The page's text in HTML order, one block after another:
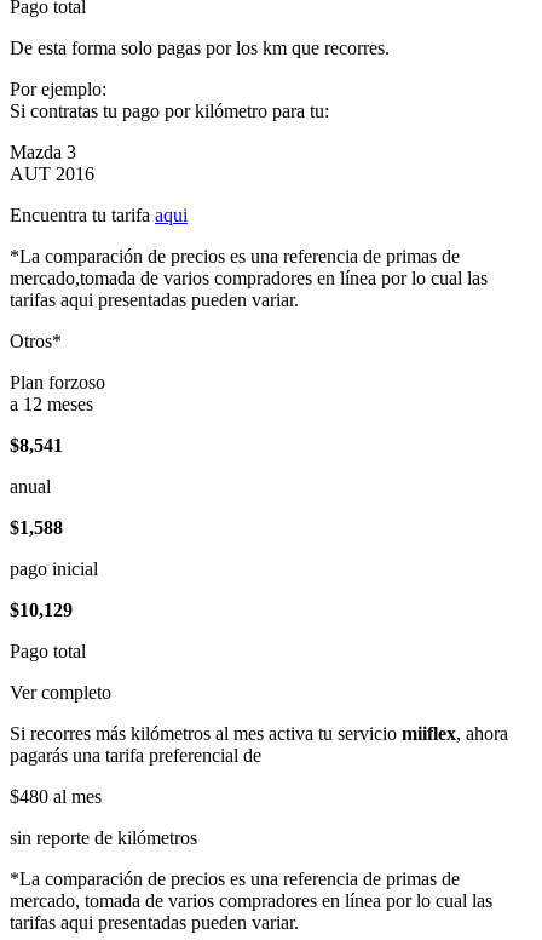
Pago total
De esta forma solo pagas por los km que recorres.
Por ejemplo:
Si contratas tu pago por kilómetro para tu:
Mazda 3
AUT 2016
Encuentra tu tarifa aqui
*La comparación de precios es una referencia de primas de
mercado,tomada de varios compradores en línea por lo cual las
tarifas aqui presentadas pueden variar.
Otros*
Plan forzoso
a 12 meses
$8,541
anual
$1,588
pago inicial
$10,129
Pago total
Ver completo
Si recorres más kilómetros al mes activa tu servicio miiflex, ahora
pagarás una tarifa preferencial de
$480 al mes
sin reporte de kilómetros
*La comparación de precios es una referencia de primas de
mercado, tomada de varios compradores en línea por lo cual las
tarifas aqui presentadas pueden variar.